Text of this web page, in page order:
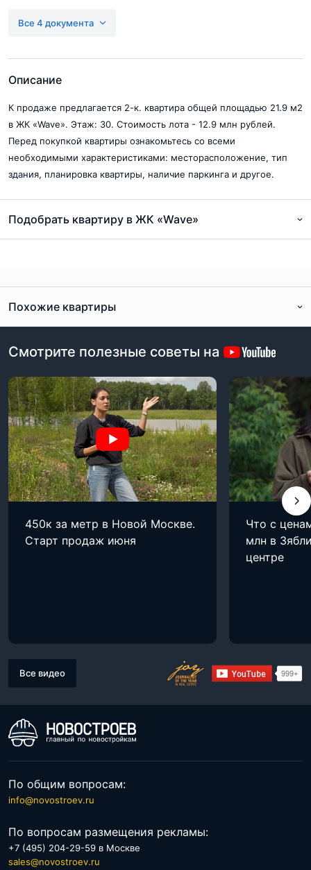
Проектная декларация Wave 2 этап
Разрешение на строительство Wave 2 этап
pdf, 100Кб
Все 4 документа
Описание
К продаже предлагается 2-к. квартира общей площадью 21.9 м2
в ЖК «Wave». Этаж: 30. Стоимость лота - 12.9 млн рублей.
Перед покупкой квартиры ознакомьтесь со всеми
необходимыми характеристиками: месторасположение, тип
здания, планировка квартиры, наличие паркинга и другое.
Подобрать квартиру в ЖК «Wave»
Похожие квартиры
Смотрите полезные советы на
450к за метр в Новой Москве.
Старт продаж июня
Что с
млн в
центре
Все видео
По общим вопросам:
info@novostroev.ru
По вопросам размещения рекламы:
+7 (495) 204-29-59 в Москве
sales@novostroev.ru